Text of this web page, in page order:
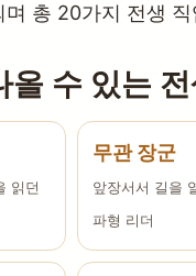
며 총 20가지 전생
올 수 있는
읽던
무관 장군
앞장서서 길을
파형 리더